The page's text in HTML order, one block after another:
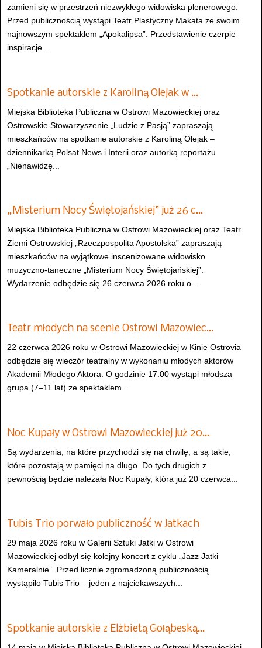
zamieni się w przestrzeń niezwykłego widowiska plenerowego.
Przed publicznością wystąpi Teatr Plastyczny Makata ze swoim
najnowszym spektaklem „Apokalipsa”. Przedstawienie czerpie
inspiracje...
Spotkanie autorskie z Karoliną Olejak w …
Miejska Biblioteka Publiczna w Ostrowi Mazowieckiej oraz
Ostrowskie Stowarzyszenie „Ludzie z Pasją” zapraszają
mieszkańców na spotkanie autorskie z Karoliną Olejak –
dziennikarką Polsat News i Interii oraz autorką reportażu
„Nienawidzę...
„Misterium Nocy Świętojańskiej” już 26 c…
Miejska Biblioteka Publiczna w Ostrowi Mazowieckiej oraz Teatr
Ziemi Ostrowskiej „Rzeczpospolita Apostolska” zapraszają
mieszkańców na wyjątkowe inscenizowane widowisko
muzyczno-taneczne „Misterium Nocy Świętojańskiej”.
Wydarzenie odbędzie się 26 czerwca 2026 roku o...
Teatr młodych na scenie Ostrowi Mazowiec…
22 czerwca 2026 roku w Ostrowi Mazowieckiej w Kinie Ostrovia
odbędzie się wieczór teatralny w wykonaniu młodych aktorów
Akademii Młodego Aktora. O godzinie 17:00 wystąpi młodsza
grupa (7–11 lat) ze spektaklem...
Noc Kupały w Ostrowi Mazowieckiej już 20…
Są wydarzenia, na które przychodzi się na chwilę, a są takie,
które pozostają w pamięci na długo. Do tych drugich z
pewnością będzie należała Noc Kupały, która już 20 czerwca...
Tubis Trio porwało publiczność w Jatkach
29 maja 2026 roku w Galerii Sztuki Jatki w Ostrowi
Mazowieckiej odbył się kolejny koncert z cyklu „Jazz Jatki
Kameralnie”. Przed licznie zgromadzoną publicznością
wystąpiło Tubis Trio – jeden z najciekawszych...
Spotkanie autorskie z Elżbietą Gołąbeską…